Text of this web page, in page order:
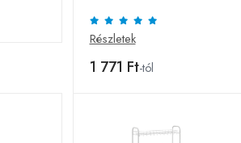
Metaltex, öntapadós
Részletek
1 771 Ft-tól